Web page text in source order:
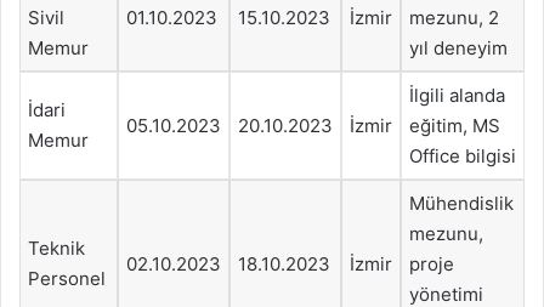
Sivil
Memur
01.10.2023 15.10.2023 İzmir
mezunu, 2
yıl deneyim
İdari
Memur
05.10.2023 20.10.2023 İzmir
İlgili alanda
eğitim, MS
Office bilgisi
Teknik
Personel
02.10.2023 18.10.2023 İzmir
Mühendislik
mezunu,
proje
yönetimi